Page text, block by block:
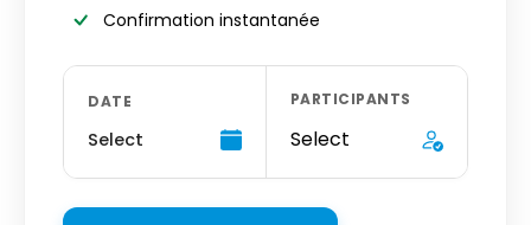
Confirmation instantanée
DATE
Select
PARTICIPANTS
Select